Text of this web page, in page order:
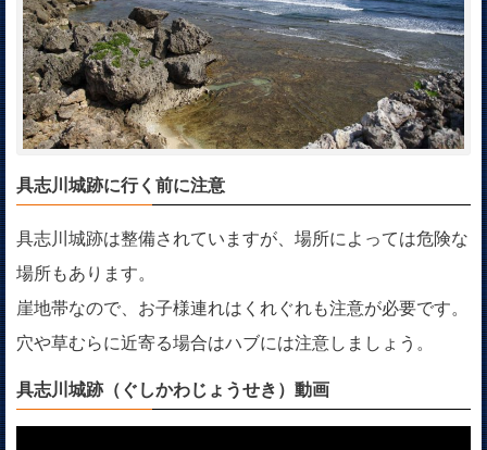
具志川城跡に行く前に注意
具志川城跡は整備されていますが、場所によっては危険な
場所もあります。
崖地帯なので、お子様連れはくれぐれも注意が必要です。
穴や草むらに近寄る場合はハブには注意しましょう。
具志川城跡（ぐしかわじょうせき）動画